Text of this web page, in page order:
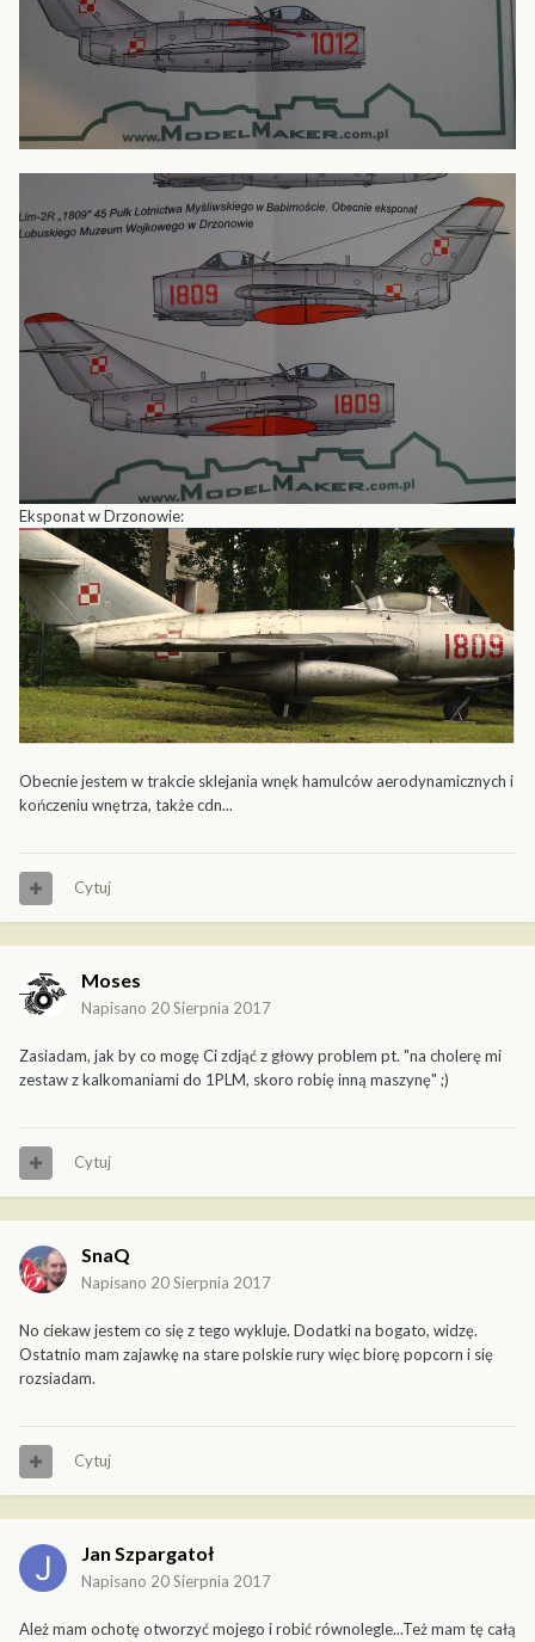
Eksponat w Drzonowie:
Obecnie jestem w trakcie sklejania wnęk hamulców aerodynamicznych i
kończeniu wnętrza, także cdn...
Cytuj
Moses
Napisano 20 Sierpnia 2017
Zasiadam, jak by co mogę Ci zdjąć z głowy problem pt. "na cholerę mi
zestaw z kalkomaniami do 1PLM, skoro robię inną maszynę" ;)
Cytuj
SnaQ
Napisano 20 Sierpnia 2017
No ciekaw jestem co się z tego wykluje. Dodatki na bogato, widzę.
Ostatnio mam zajawkę na stare polskie rury więc biorę popcorn i się
rozsiadam.
Cytuj
Jan Szpargatoł
Napisano 20 Sierpnia 2017
Ależ mam ochotę otworzyć mojego i robić równolegle...Też mam tę całą